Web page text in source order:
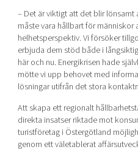
– Det är viktigt att det blir
måste vara hållbart för människor
helhetsperspektiv. Vi försöker
erbjuda dem stöd både i
här och nu. Energikrisen hade
mötte vi upp behovet med
lösningar utifrån det stora
Att skapa ett regionalt
direkta insatser riktade mot
turistföretag i Östergötland
genom ett väletablerat